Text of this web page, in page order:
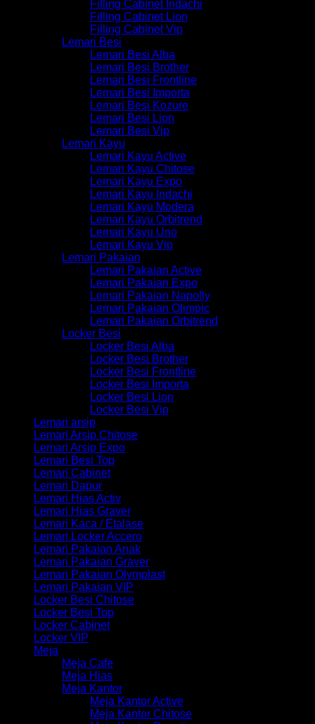
Filling Cabinet Indachi
Filling Cabinet Lion
Filling Cabinet Vip
Lemari Besi
Lemari Besi Alba
Lemari Besi Brother
Lemari Besi Frontline
Lemari Besi Importa
Lemari Besi Kozure
Lemari Besi Lion
Lemari Besi Vip
Lemari Kayu
Lemari Kayu Active
Lemari Kayu Chitose
Lemari Kayu Expo
Lemari Kayu Indachi
Lemari Kayu Modera
Lemari Kayu Orbitrend
Lemari Kayu Uno
Lemari Kayu Vip
Lemari Pakaian
Lemari Pakaian Active
Lemari Pakaian Expo
Lemari Pakaian Napolly
Lemari Pakaian Olimpic
Lemari Pakaian Orbitrend
Locker Besi
Locker Besi Alba
Locker Besi Brother
Locker Besi Frontline
Locker Besi Importa
Locker Besi Lion
Locker Besi Vip
Lemari arsip
Lemari Arsip Chitose
Lemari Arsip Expo
Lemari Besi Top
Lemari Cabinet
Lemari Dapur
Lemari Hias Activ
Lemari Hias Graver
Lemari Kaca / Etalase
Lemari Locker Accero
Lemari Pakaian Anak
Lemari Pakaian Graver
Lemari Pakaian Olymplast
Lemari Pakaian VIP
Locker Besi Chitose
Locker Besi Top
Locker Cabinet
Locker VIP
Meja
Meja Cafe
Meja Hias
Meja Kantor
Meja Kantor Active
Meja Kantor Chitose